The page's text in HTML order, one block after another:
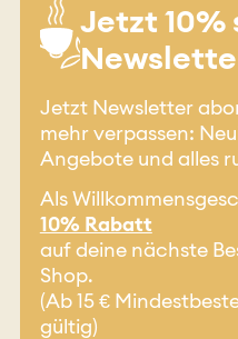
Jetzt 10%
Jetzt Newsletter
mehr verpassen:
Angebote und alles
Als
10% Rabatt
auf deine nächste
Shop.
(Ab 15 €
gültig)